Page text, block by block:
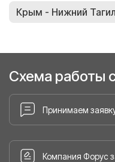
Крым - Нижний Тагил
Схема работы
Принимаем
Компания Форус